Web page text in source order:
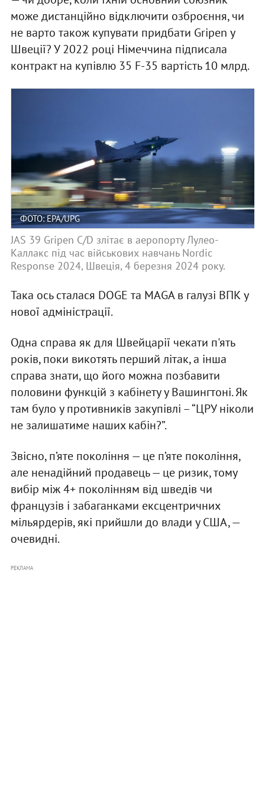
може дистанційно відключити озброєння, чи
не варто також купувати придбати Gripen у
Швеції? У 2022 році Німеччина підписала
контракт на купівлю 35 F-35 вартість 10 млрд.
ФОТО: EPA/UPG
JAS 39 Gripen C/D злітає в аеропорту Лулео-
Каллакс під час військових навчань Nordic
Response 2024, Швеція, 4 березня 2024 року.
Така ось сталася DOGE та MAGA в галузі ВПК у
нової адміністрації.
Одна справа як для Швейцарії чекати п'ять
років, поки викотять перший літак, а інша
справа знати, що його можна позбавити
половини функцій з кабінету у Вашингтоні. Як
там було у противників закупівлі – “ЦРУ ніколи
не залишатиме наших кабін?”.
Звісно, п’яте покоління — це п’яте покоління,
але ненадійний продавець — це ризик, тому
вибір між 4+ поколінням від шведів чи
французів і забаганками ексцентричних
мільярдерів, які прийшли до влади у США, —
очевидні.
РЕКЛАМА